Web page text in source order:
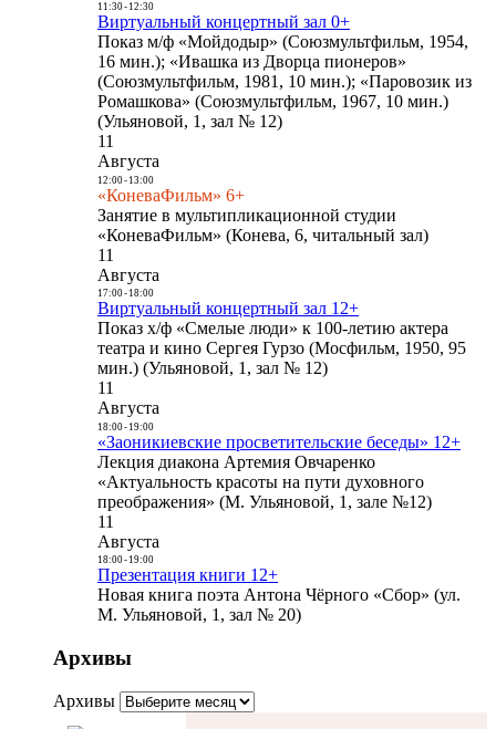
11:30- 12:30
Виртуальный концертный зал 0+
Показ м/ф «Мойдодыр» (Союзмультфильм, 1954,
16 мин.); «Ивашка из Дворца пионеров»
(Союзмультфильм, 1981, 10 мин.); «Паровозик из
Ромашкова» (Союзмультфильм, 1967, 10 мин.)
(Ульяновой, 1, зал № 12)
11
Августа
12:00- 13:00
«КоневаФильм» 6+
Занятие в мультипликационной студии
«КоневаФильм» (Конева, 6, читальный зал)
11
Августа
17:00- 18:00
Виртуальный концертный зал 12+
Показ х/ф «Смелые люди» к 100-летию актера
театра и кино Сергея Гурзо (Мосфильм, 1950, 95
мин.) (Ульяновой, 1, зал № 12)
11
Августа
18:00- 19:00
«Заоникиевские просветительские беседы» 12+
Лекция диакона Артемия Овчаренко
«Актуальность красоты на пути духовного
преображения» (М. Ульяновой, 1, зале №12)
11
Августа
18:00- 19:00
Презентация книги 12+
Новая книга поэта Антона Чёрного «Сбор» (ул.
М. Ульяновой, 1, зал № 20)
Архивы
Архивы